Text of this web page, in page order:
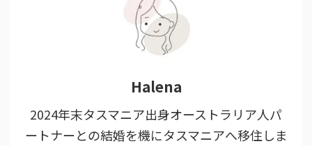
Halena
2024年末タスマニア出身オーストラリア人パ
ートナーとの結婚を機にタスマニアへ移住しま